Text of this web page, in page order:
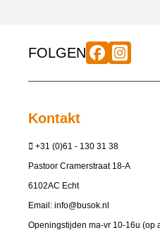
FOLGEN
Kontakt
+31 (0)61 - 130 31 38
Pastoor Cramerstraat 18-A
6102AC Echt
Email: info@busok.nl
Openingstijden ma-vr 10-16u (op